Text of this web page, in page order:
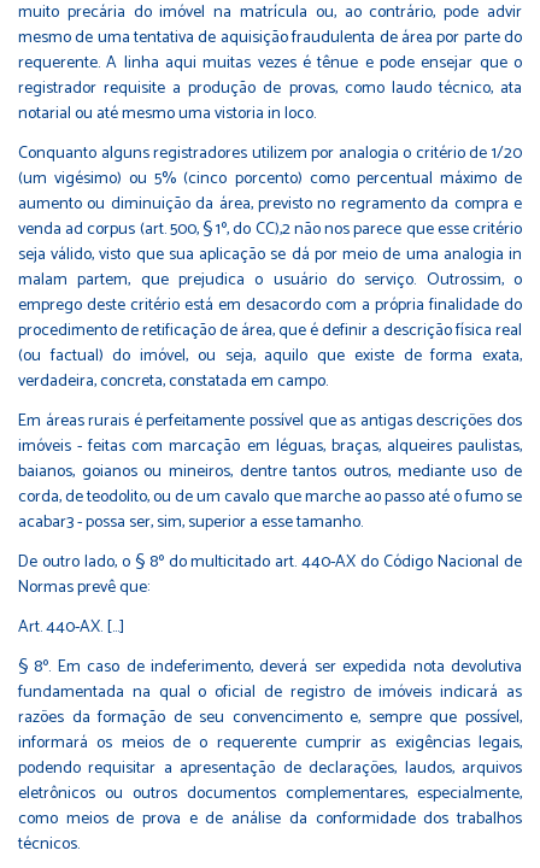
muito precária do imóvel na matrícula ou, ao contrário, pode advir
mesmo de uma tentativa de aquisição fraudulenta de área por parte do
requerente. A linha aqui muitas vezes é tênue e pode ensejar que o
registrador requisite a produção de provas, como laudo técnico, ata
notarial ou até mesmo uma vistoria in loco.
Conquanto alguns registradores utilizem por analogia o critério de 1/20
(um vigésimo) ou 5% (cinco porcento) como percentual máximo de
aumento ou diminuição da área, previsto no regramento da compra e
venda ad corpus (art. 500, § 1º, do CC),2 não nos parece que esse critério
seja válido, visto que sua aplicação se dá por meio de uma analogia in
malam partem, que prejudica o usuário do serviço. Outrossim, o
emprego deste critério está em desacordo com a própria finalidade do
procedimento de retificação de área, que é definir a descrição física real
(ou factual) do imóvel, ou seja, aquilo que existe de forma exata,
verdadeira, concreta, constatada em campo.
Em áreas rurais é perfeitamente possível que as antigas descrições dos
imóveis - feitas com marcação em léguas, braças, alqueires paulistas,
baianos, goianos ou mineiros, dentre tantos outros, mediante uso de
corda, de teodolito, ou de um cavalo que marche ao passo até o fumo se
acabar3 - possa ser, sim, superior a esse tamanho.
De outro lado, o § 8º do multicitado art. 440-AX do Código Nacional de
Normas prevê que:
Art. 440-AX. [...]
§ 8º. Em caso de indeferimento, deverá ser expedida nota devolutiva
fundamentada na qual o oficial de registro de imóveis indicará as
razões da formação de seu convencimento e, sempre que possível,
informará os meios de o requerente cumprir as exigências legais,
podendo requisitar a apresentação de declarações, laudos, arquivos
eletrônicos ou outros documentos complementares, especialmente,
como meios de prova e de análise da conformidade dos trabalhos
técnicos.